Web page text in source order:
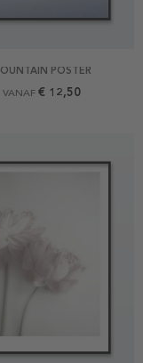
POSTER
VANAF € 12,50